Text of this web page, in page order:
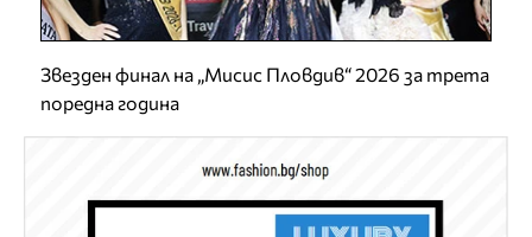
Звезден финал на „Мисис Пловдив“ 2026 за трета
поредна година